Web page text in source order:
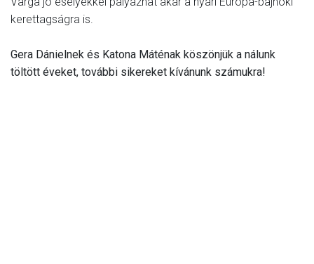
kerettagságra is.
Gera Dánielnek és Katona Máténak köszönjük a nálunk
töltött éveket, további sikereket kívánunk számukra!